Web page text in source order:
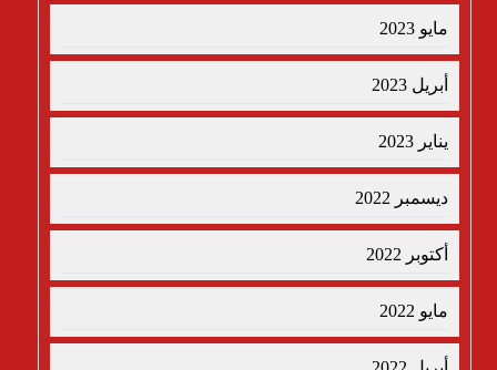
مايو 2023
أبريل 2023
يناير 2023
ديسمبر 2022
أكتوبر 2022
مايو 2022